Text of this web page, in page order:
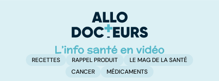
RECETTES RAPPEL PRODUIT
LE MAG DE LA SANTÉ
CANCER
MÉDICAMENTS